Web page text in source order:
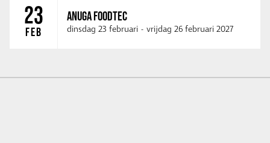
23
FEB
ANUGA FOODTEC
dinsdag 23 februari - vrijdag 26 februari 2027